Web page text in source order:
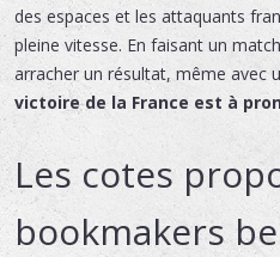
des espaces et les attaquants
pleine vitesse. En faisant un
arracher un résultat, même avec
victoire de la France est à
Les cotes
bookmakers